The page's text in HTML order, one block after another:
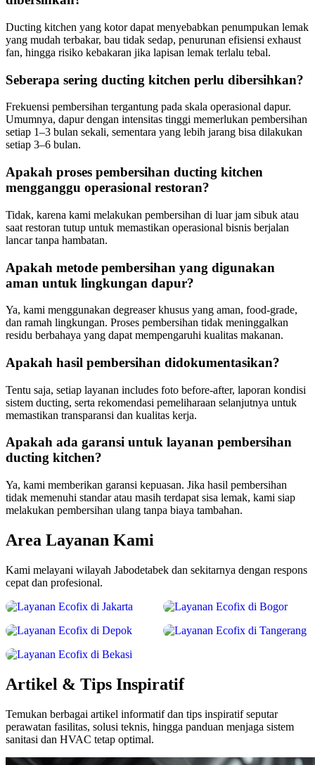
Ducting kitchen yang kotor dapat menyebabkan penumpukan lemak
yang mudah terbakar, bau tidak sedap, penurunan efisiensi exhaust
fan, hingga risiko kebakaran jika lapisan lemak terlalu tebal.
Seberapa sering ducting kitchen perlu dibersihkan?
Frekuensi pembersihan tergantung pada skala operasional dapur.
Umumnya, dapur dengan intensitas tinggi memerlukan pembersihan
setiap 1–3 bulan sekali, sementara yang lebih jarang bisa dilakukan
setiap 3–6 bulan.
Apakah proses pembersihan ducting kitchen
mengganggu operasional restoran?
Tidak, karena kami melakukan pembersihan di luar jam sibuk atau
saat restoran tutup untuk memastikan operasional bisnis berjalan
lancar tanpa hambatan.
Apakah metode pembersihan yang digunakan
aman untuk lingkungan dapur?
Ya, kami menggunakan degreaser khusus yang aman, food-grade,
dan ramah lingkungan. Proses pembersihan tidak meninggalkan
residu berbahaya yang dapat mempengaruhi kualitas makanan.
Apakah hasil pembersihan didokumentasikan?
Tentu saja, setiap layanan includes foto before-after, laporan kondisi
sistem ducting, serta rekomendasi pemeliharaan selanjutnya untuk
memastikan transparansi dan kualitas kerja.
Apakah ada garansi untuk layanan pembersihan
ducting kitchen?
Ya, kami memberikan garansi kepuasan. Jika hasil pembersihan
tidak memenuhi standar atau masih terdapat sisa lemak, kami siap
melakukan pembersihan ulang tanpa biaya tambahan.
Area Layanan Kami
Kami melayani wilayah Jabodetabek dan sekitarnya dengan respons
cepat dan profesional.
Jakarta Bogor
Depok Tangerang
Bekasi
Artikel & Tips Inspiratif
Temukan berbagai artikel informatif dan tips inspiratif seputar
perawatan fasilitas, solusi teknis, hingga panduan menjaga sistem
sanitasi dan HVAC tetap optimal.